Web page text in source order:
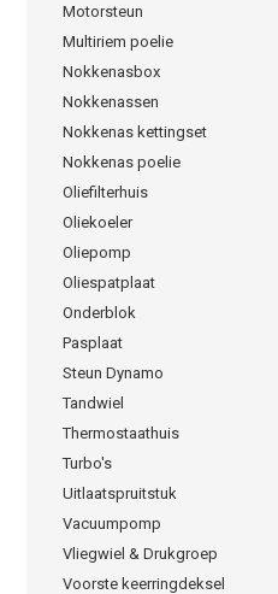
Motorsteun
Multiriem poelie
Nokkenasbox
Nokkenassen
Nokkenas kettingset
Nokkenas poelie
Oliefilterhuis
Oliekoeler
Oliepomp
Oliespatplaat
Onderblok
Pasplaat
Steun Dynamo
Tandwiel
Thermostaathuis
Turbo's
Uitlaatspruitstuk
Vacuumpomp
Vliegwiel & Drukgroep
Voorste keerringdeksel